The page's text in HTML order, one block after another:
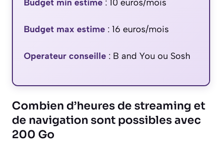
Budget min estime : 10 euros/mois
Budget max estime : 16 euros/mois
Operateur conseille : B and You ou Sosh
Combien d’heures de streaming et
de navigation sont possibles avec
200 Go